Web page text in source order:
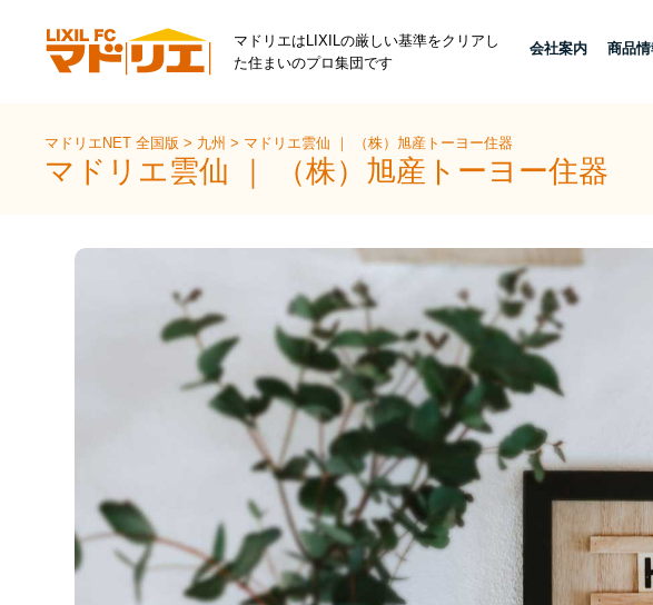
マドリエはLIXILの厳しい基準をクリアし
た住まいのプロ集団です
会社案内 商品情
マドリエNET 全国版> 九州> マドリエ雲仙 ｜ （株）旭産トーヨー住器
マドリエ雲仙 ｜ （株）旭産トーヨー住器